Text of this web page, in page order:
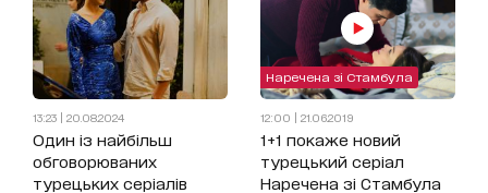
13:23 | 20.08.2024
Один із найбільш
обговорюваних
турецьких серіалів
Наречена зі Стамбула
12:00 | 21.06.2019
1+1 покаже новий
турецький серіал
Наречена зі Стамбула